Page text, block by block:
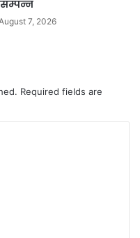
7, 2026
Required fields are